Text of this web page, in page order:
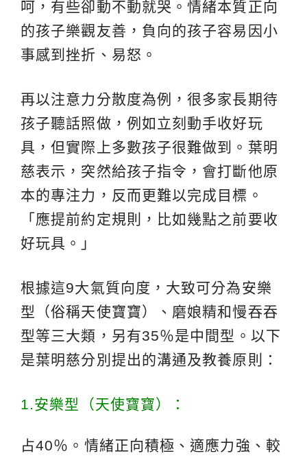
呵，有些卻動不動就哭。情緒本質正向
的孩子樂觀友善，負向的孩子容易因小
事感到挫折、易怒。
再以注意力分散度為例，很多家長期待
孩子聽話照做，例如立刻動手收好玩
具，但實際上多數孩子很難做到。葉明
慈表示，突然給孩子指令，會打斷他原
本的專注力，反而更難以完成目標。
「應提前約定規則，比如幾點之前要收
好玩具。」
根據這9大氣質向度，大致可分為安樂
型（俗稱天使寶寶）、磨娘精和慢吞吞
型等三大類，另有35％是中間型。以下
是葉明慈分別提出的溝通及教養原則：
1.安樂型（天使寶寶）：
占40％。情緒正向積極、適應力強、較